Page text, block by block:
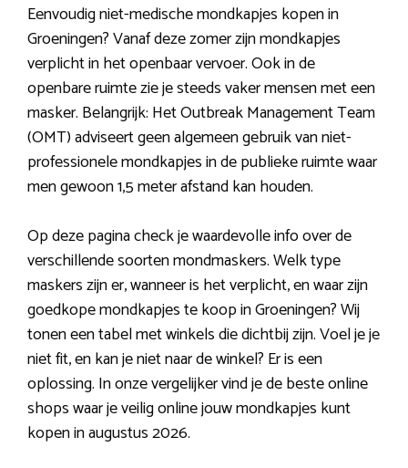
Eenvoudig niet-medische mondkapjes kopen in
Groeningen? Vanaf deze zomer zijn mondkapjes
verplicht in het openbaar vervoer. Ook in de
openbare ruimte zie je steeds vaker mensen met een
masker. Belangrijk: Het Outbreak Management Team
(OMT) adviseert geen algemeen gebruik van niet-
professionele mondkapjes in de publieke ruimte waar
men gewoon 1,5 meter afstand kan houden.
Op deze pagina check je waardevolle info over de
verschillende soorten mondmaskers. Welk type
maskers zijn er, wanneer is het verplicht, en waar zijn
goedkope mondkapjes te koop in Groeningen? Wij
tonen een tabel met winkels die dichtbij zijn. Voel je je
niet fit, en kan je niet naar de winkel? Er is een
oplossing. In onze vergelijker vind je de beste online
shops waar je veilig online jouw mondkapjes kunt
kopen in augustus 2026.